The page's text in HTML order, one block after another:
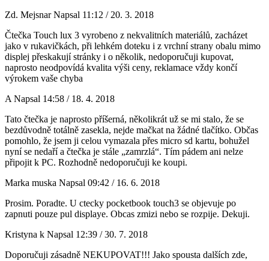
Zd. MejsnarNapsal 11:12 / 20. 3. 2018
Čtečka Touch lux 3 vyrobeno z nekvalitních materiálů, zacházet
jako v rukavičkách, při lehkém doteku i z vrchní strany obalu mimo
displej přeskakují stránky i o několik, nedoporučuji kupovat,
naprosto neodpovídá kvalita výši ceny, reklamace vždy končí
výrokem vaše chyba
A Napsal 14:58 / 18. 4. 2018
Tato čtečka je naprosto příšerná, několikrát už se mi stalo, že se
bezdůvodně totálně zasekla, nejde mačkat na žádné tlačítko. Občas
pomohlo, že jsem ji celou vymazala přes micro sd kartu, bohužel
nyní se nedaří a čtečka je stále „zamrzlá“. Tím pádem ani nelze
připojit k PC. Rozhodně nedoporučuji ke koupi.
Marka muska Napsal 09:42 / 16. 6. 2018
Prosim. Poradte. U ctecky pocketbook touch3 se objevuje po
zapnuti pouze pul displaye. Obcas zmizi nebo se rozpije. Dekuji.
Kristyna k Napsal 12:39 / 30. 7. 2018
Doporučuji zásadně NEKUPOVAT!!! Jako spousta dalších zde,